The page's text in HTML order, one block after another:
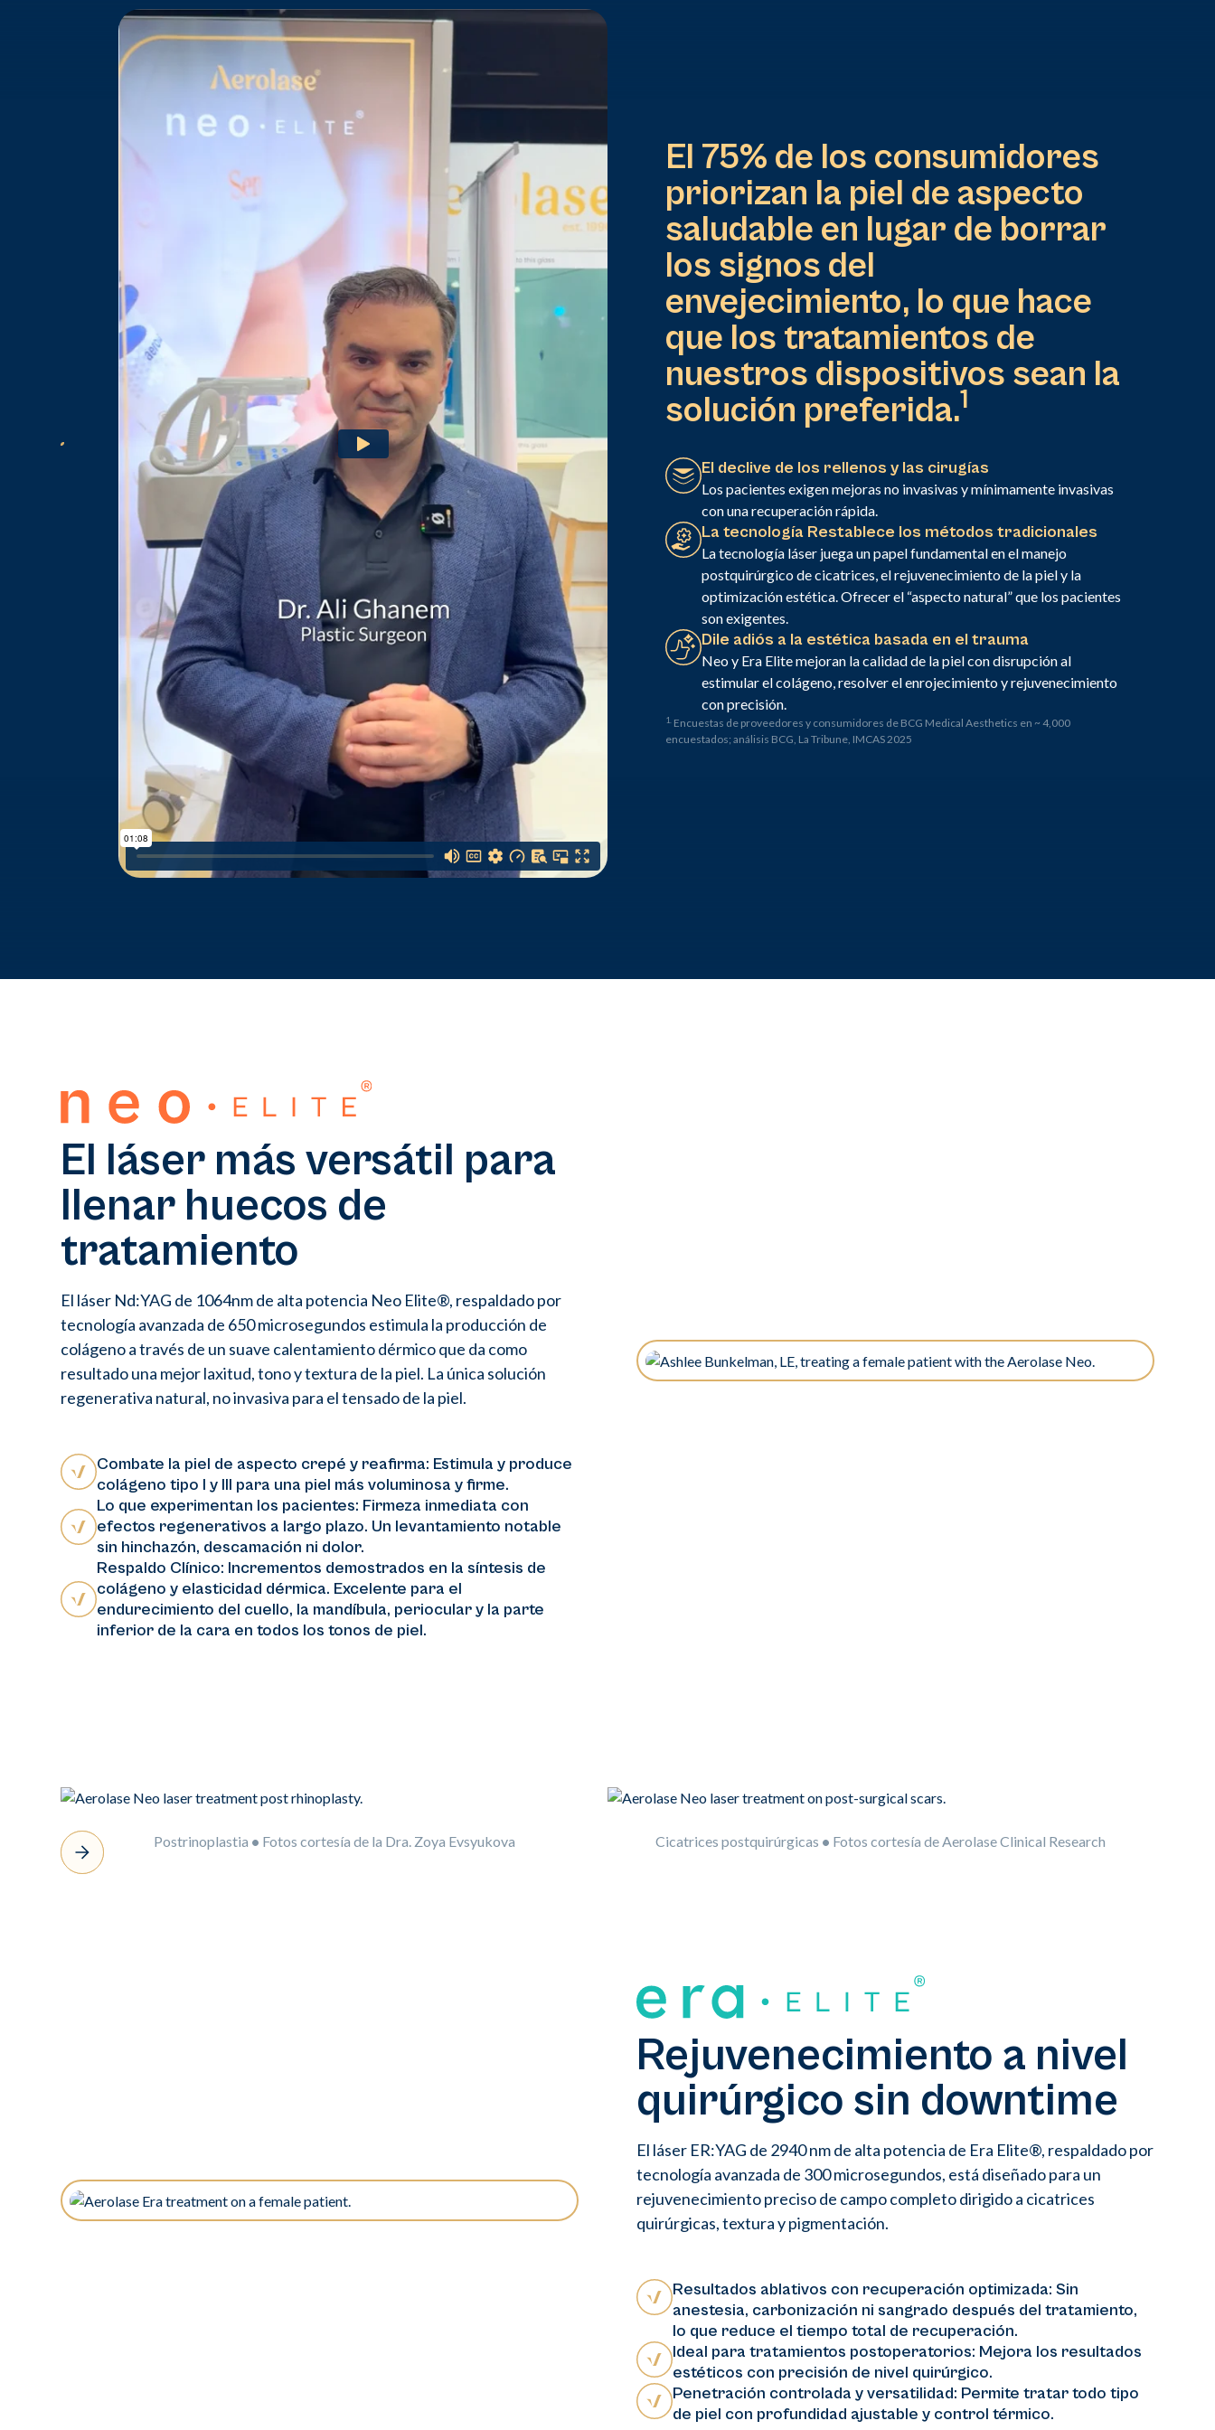
El 75% de los consumidores
priorizan la piel de aspecto
saludable en lugar de borrar
los signos del
envejecimiento, lo que hace
que los tratamientos de
nuestros dispositivos sean la
solución preferida.1
El declive de los rellenos y las cirugías
Los pacientes exigen mejoras no invasivas y mínimamente invasivas
con una recuperación rápida.
La tecnología Restablece los métodos tradicionales
La tecnología láser juega un papel fundamental en el manejo
postquirúrgico de cicatrices, el rejuvenecimiento de la piel y la
optimización estética. Ofrecer el “aspecto natural” que los pacientes
son exigentes.
Dile adiós a la estética basada en el trauma
Neo y Era Elite mejoran la calidad de la piel con disrupción al
estimular el colágeno, resolver el enrojecimiento y rejuvenecimiento
con precisión.
1. Encuestas de proveedores y consumidores de BCG Medical Aesthetics en ~ 4,000
encuestados; análisis BCG, La Tribune, IMCAS 2025
El láser más versátil para
llenar huecos de
tratamiento
El láser Nd:YAG de 1064nm de alta potencia Neo Elite®, respaldado por
tecnología avanzada de 650 microsegundos estimula la producción de
colágeno a través de un suave calentamiento dérmico que da como
resultado una mejor laxitud, tono y textura de la piel. La única solución
regenerativa natural, no invasiva para el tensado de la piel.
Combate la piel de aspecto crepé y reafirma: Estimula y produce
colágeno tipo I y III para una piel más voluminosa y firme.
Lo que experimentan los pacientes: Firmeza inmediata con
efectos regenerativos a largo plazo. Un levantamiento notable
sin hinchazón, descamación ni dolor.
Respaldo Clínico: Incrementos demostrados en la síntesis de
colágeno y elasticidad dérmica. Excelente para el
endurecimiento del cuello, la mandíbula, periocular y la parte
inferior de la cara en todos los tonos de piel.
Postrinoplastia • Fotos cortesía de la Dra. Zoya Evsyukova Cicatrices postquirúrgicas • Fotos cortesía de Aerolase Clinical Research
Rejuvenecimiento a nivel
quirúrgico sin downtime
El láser ER:YAG de 2940 nm de alta potencia de Era Elite®, respaldado por
tecnología avanzada de 300 microsegundos, está diseñado para un
rejuvenecimiento preciso de campo completo dirigido a cicatrices
quirúrgicas, textura y pigmentación.
Resultados ablativos con recuperación optimizada: Sin
anestesia, carbonización ni sangrado después del tratamiento,
lo que reduce el tiempo total de recuperación.
Ideal para tratamientos postoperatorios: Mejora los resultados
estéticos con precisión de nivel quirúrgico.
Penetración controlada y versatilidad: Permite tratar todo tipo
de piel con profundidad ajustable y control térmico.